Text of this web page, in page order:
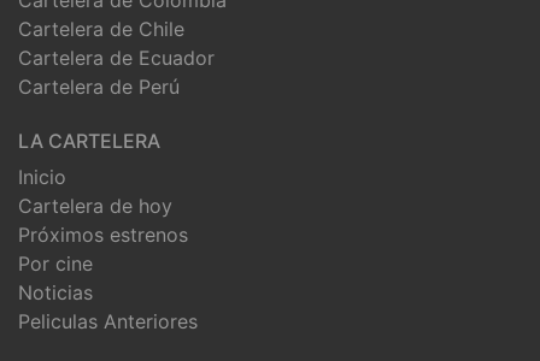
Cartelera de Chile
Cartelera de Ecuador
Cartelera de Perú
LA CARTELERA
Inicio
Cartelera de hoy
Próximos estrenos
Por cine
Noticias
Peliculas Anteriores